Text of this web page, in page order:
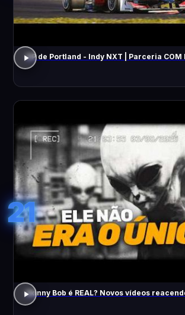
GP de Portland - Indy NXT | Parceria COM
21
Skinny Bob é REAL? Novos vídeos